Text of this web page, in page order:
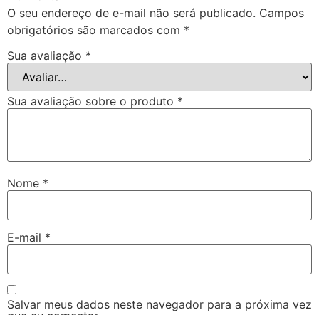
O seu endereço de e-mail não será publicado. Campos
obrigatórios são marcados com *
Sua avaliação *
Sua avaliação sobre o produto *
Nome *
E-mail *
Salvar meus dados neste navegador para a próxima vez